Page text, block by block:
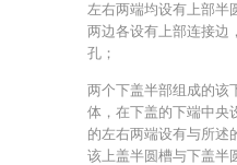
左右两端均设有上部半
两边各设有上部连接边
孔；
两个下盖半部组成的该
体，在下盖的下端中央
的左右两端设有与所述
该上盖半圆槽与下盖半